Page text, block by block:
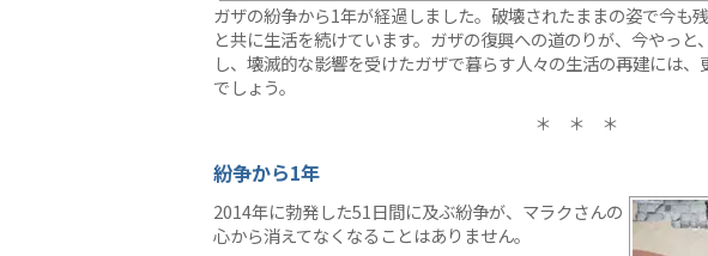
ガザの紛争から1年が経過しました。破壊されたままの姿で今も
と共に生活を続けています。ガザの復興への道のりが、今やっ
し、壊滅的な影響を受けたガザで暮らす人々の生活の再建には
でしょう。
＊ ＊ ＊
紛争から1年
2014年に勃発した51日間に及ぶ紛争が、マラクさんの
心から消えてなくなることはありません。